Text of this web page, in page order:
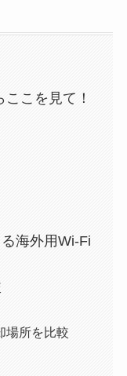
こを見て！
海外用Wi-Fi
場所を比較